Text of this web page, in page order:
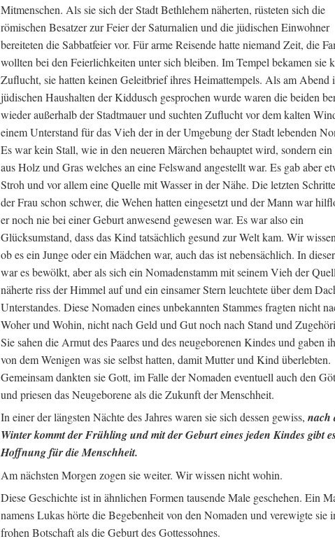
Mitmenschen. Als sie sich der Stadt Bethlehem näherten, rüsteten sich die
römischen Besatzer zur Feier der Saturnalien und die jüdischen Einwohner
bereiteten die Sabbatfeier vor. Für arme Reisende hatte niemand Zeit, die
wollten bei den Feierlichkeiten unter sich bleiben. Im Tempel bekamen sie
Zuflucht, sie hatten keinen Geleitbrief ihres Heimattempels. Als am Abend
jüdischen Haushalten der Kiddusch gesprochen wurde waren die beiden
wieder außerhalb der Stadtmauer und suchten Zuflucht vor dem kalten
einem Unterstand für das Vieh der in der Umgebung der Stadt lebenden
Es war kein Stall, wie in den neueren Märchen behauptet wird, sondern ein
aus Holz und Gras welches an eine Felswand angestellt war. Es gab aber
Stroh und vor allem eine Quelle mit Wasser in der Nähe. Die letzten
der Frau schon schwer, die Wehen hatten eingesetzt und der Mann war
er noch nie bei einer Geburt anwesend gewesen war. Es war also ein
Glücksumstand, dass das Kind tatsächlich gesund zur Welt kam. Wir
ob es ein Junge oder ein Mädchen war, auch das ist nebensächlich. In
war es bewölkt, aber als sich ein Nomadenstamm mit seinem Vieh der
näherte riss der Himmel auf und ein einsamer Stern leuchtete über dem
Unterstandes. Diese Nomaden eines unbekannten Stammes fragten nicht
Woher und Wohin, nicht nach Geld und Gut noch nach Stand und
Sie sahen die Armut des Paares und des neugeborenen Kindes und gaben
von dem Wenigen was sie selbst hatten, damit Mutter und Kind überlebten.
Gemeinsam dankten sie Gott, im Falle der Nomaden eventuell auch den
und priesen das Neugeborene als die Zukunft der Menschheit.
In einer der längsten Nächte des Jahres waren sie sich dessen gewiss, nach
Winter kommtderFrühling und mit der Geburt einesjedenKindes gibt
Hoffnung für die Menschheit.
Am nächsten Morgen zogen sie weiter. Wir wissen nicht wohin.
Diese Geschichte ist in ähnlichen Formen tausende Male geschehen. Ein
namens Lukas hörte die Begebenheit von den Nomaden und verewigte sie
frohen Botschaft als die Geburt des Gottessohnes.